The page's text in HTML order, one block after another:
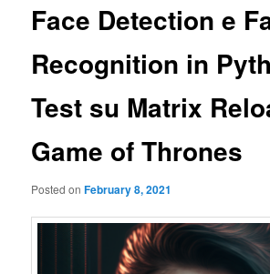
Face Detection e
Recognition in
Test su Matrix
Game of Thrones
Posted onFebruary 8, 2021